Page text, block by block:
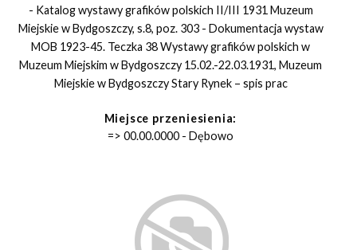
- Katalog wystawy grafików polskich II/III 1931 Muzeum
Miejskie w Bydgoszczy, s.8, poz. 303 - Dokumentacja wystaw
MOB 1923-45. Teczka 38 Wystawy grafików polskich w
Muzeum Miejskim w Bydgoszczy 15.02.-22.03.1931, Muzeum
Miejskie w Bydgoszczy Stary Rynek – spis prac
Miejsce przeniesienia:
=> 00.00.0000 - Dębowo